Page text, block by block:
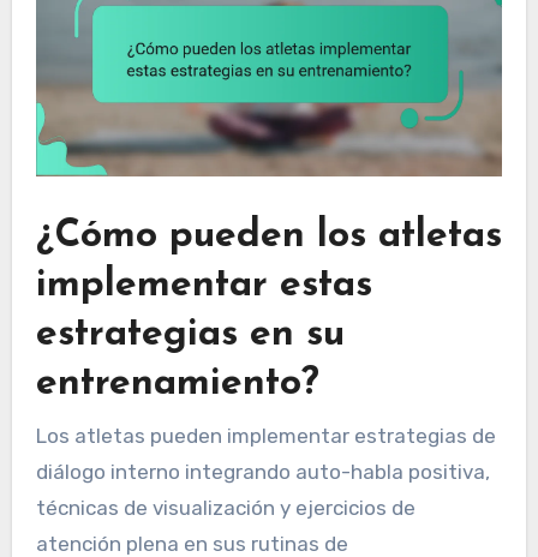
¿Cómo pueden los atletas
implementar estas
estrategias en su
entrenamiento?
Los atletas pueden implementar estrategias de
diálogo interno integrando auto-habla positiva,
técnicas de visualización y ejercicios de
atención plena en sus rutinas de